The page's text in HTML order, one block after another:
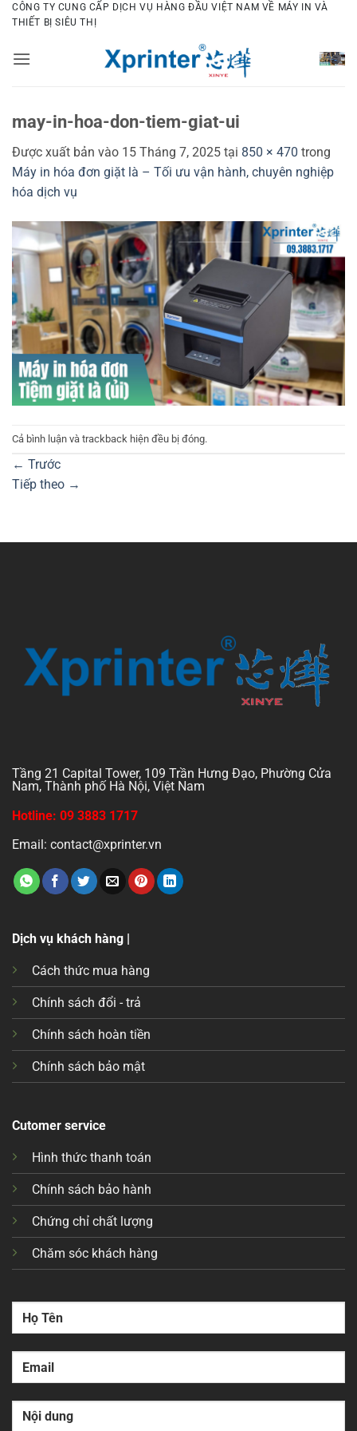
Bỏ
qua
dung
CÔNG TY CUNG CẤP DỊCH VỤ HÀNG ĐẦU VIỆT NAM VỀ MÁY IN VÀ
THIẾT BỊ SIÊU THỊ
may-in-hoa-don-tiem-giat-ui
Được xuất bản vào 15 Tháng 7, 2025 tại 850 × 470 trong
Máy in hóa đơn giặt là – Tối ưu vận hành, chuyên nghiệp
hóa dịch vụ
Cả bình luận và trackback hiện đều bị đóng.
← Trước
Tiếp theo →
Tầng 21 Capital Tower, 109 Trần Hưng Đạo, Phường Cửa
Nam, Thành phố Hà Nội, Việt Nam
Hotline: 09 3883 1717
Email: contact@xprinter.vn
Dịch vụ khách hàng |
Cách thức mua hàng
Chính sách đổi - trả
Chính sách hoàn tiền
Chính sách bảo mật
Cutomer service
Hình thức thanh toán
Chính sách bảo hành
Chứng chỉ chất lượng
Chăm sóc khách hàng